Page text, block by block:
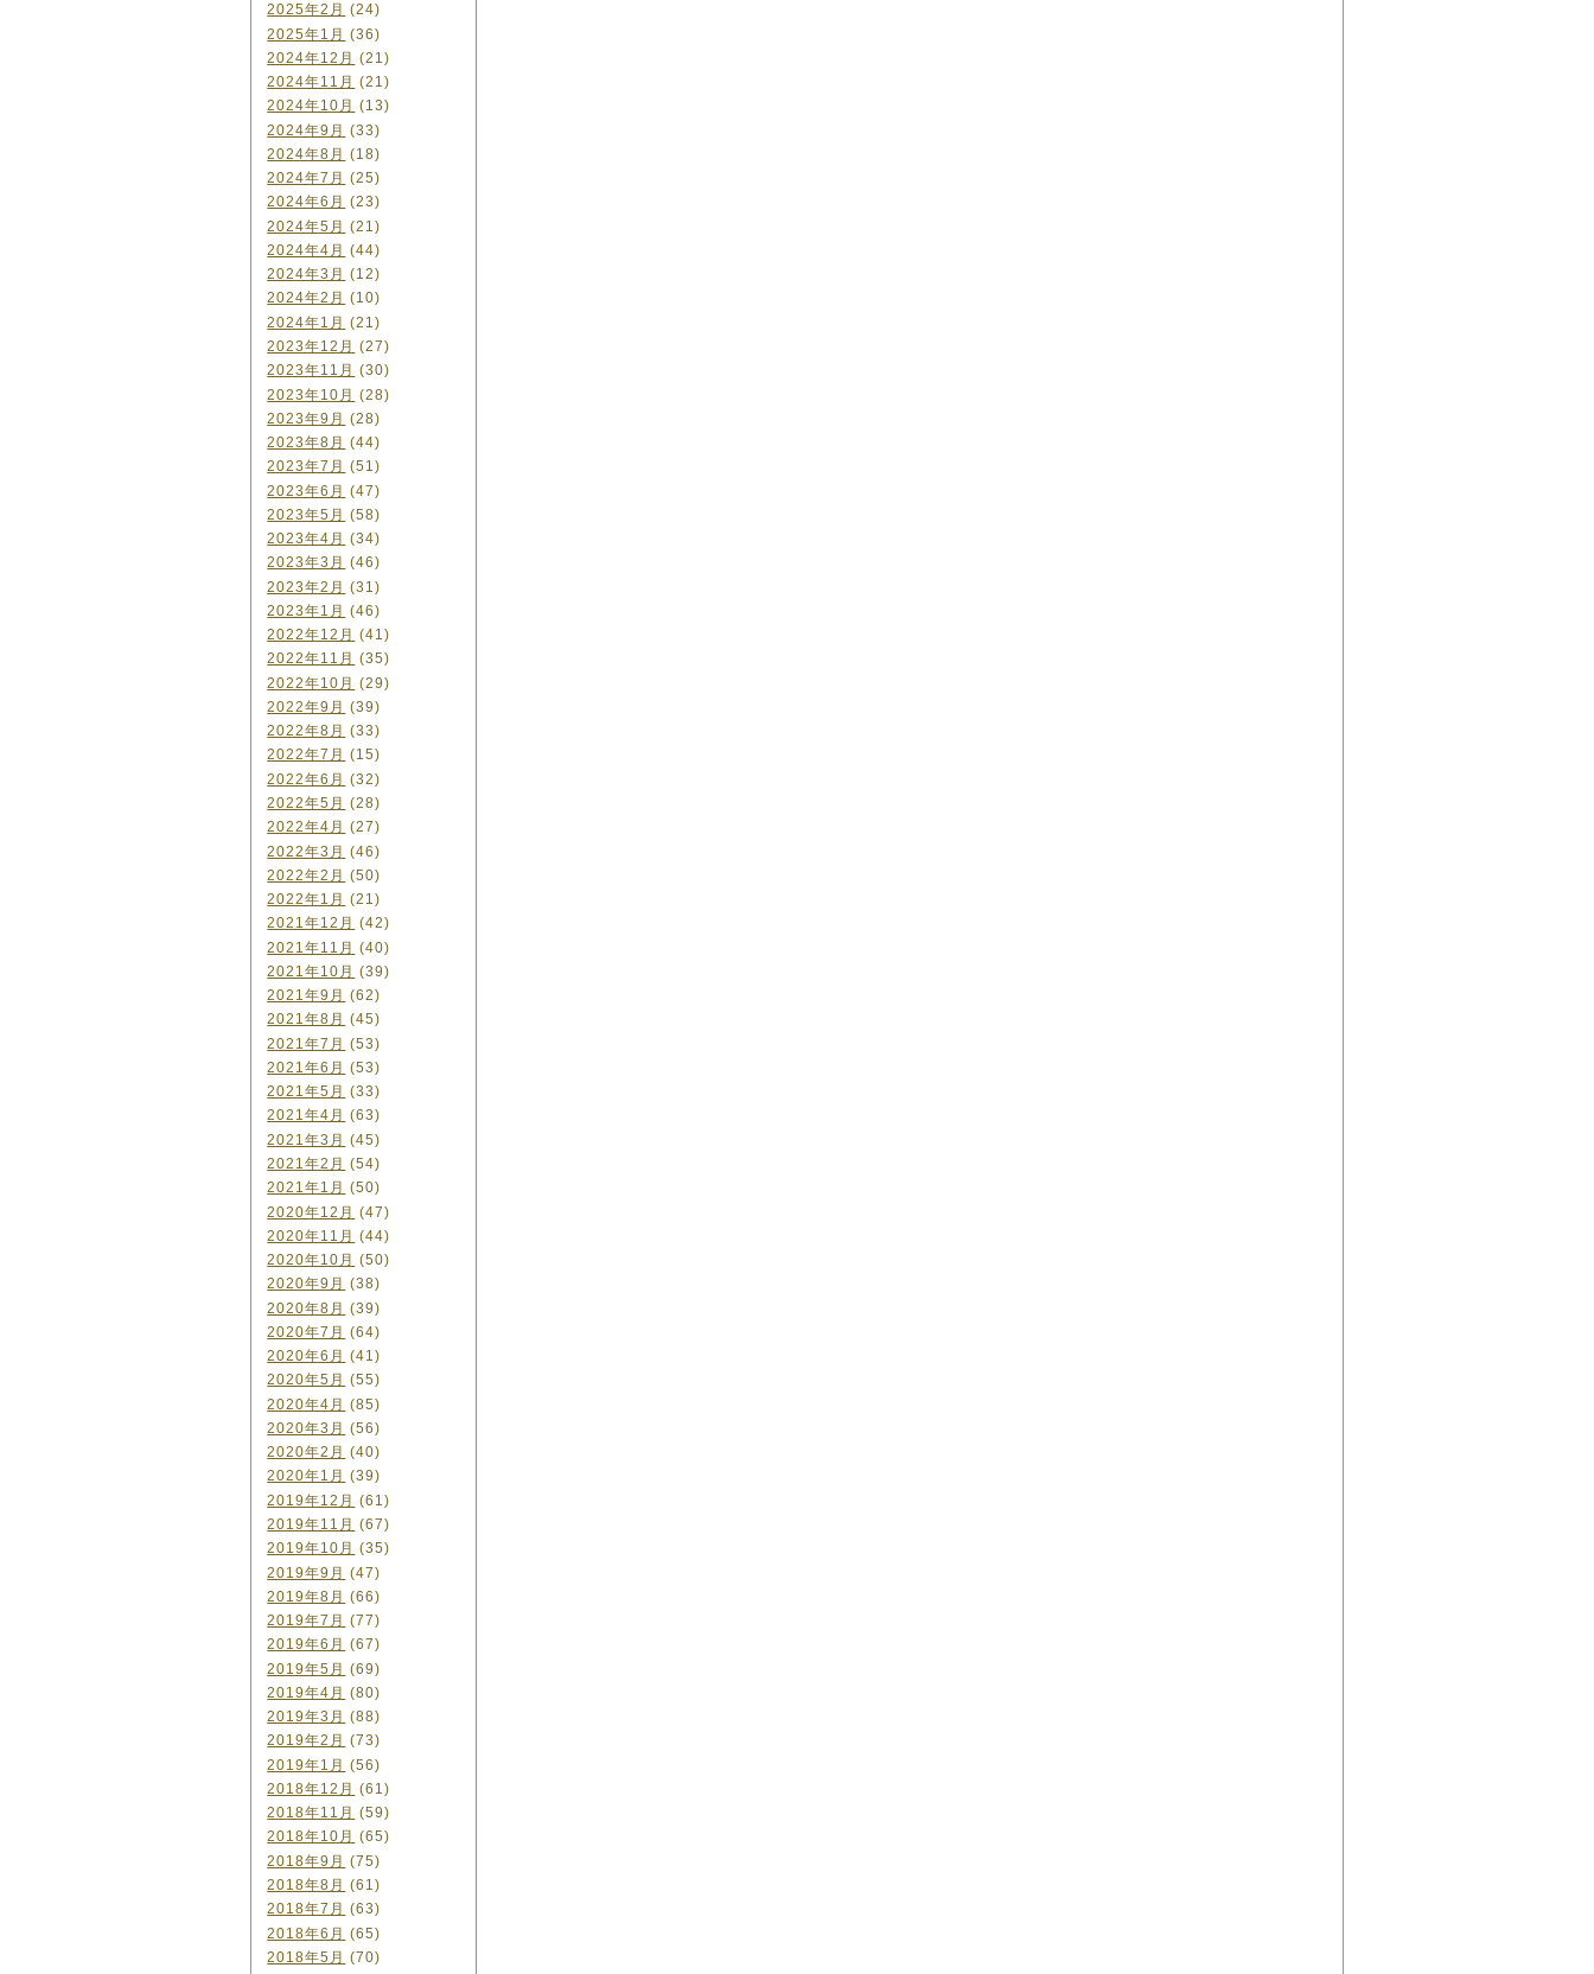
2025年2月 (24)
2025年1月 (36)
2024年12月 (21)
2024年11月 (21)
2024年10月 (13)
2024年9月 (33)
2024年8月 (18)
2024年7月 (25)
2024年6月 (23)
2024年5月 (21)
2024年4月 (44)
2024年3月 (12)
2024年2月 (10)
2024年1月 (21)
2023年12月 (27)
2023年11月 (30)
2023年10月 (28)
2023年9月 (28)
2023年8月 (44)
2023年7月 (51)
2023年6月 (47)
2023年5月 (58)
2023年4月 (34)
2023年3月 (46)
2023年2月 (31)
2023年1月 (46)
2022年12月 (41)
2022年11月 (35)
2022年10月 (29)
2022年9月 (39)
2022年8月 (33)
2022年7月 (15)
2022年6月 (32)
2022年5月 (28)
2022年4月 (27)
2022年3月 (46)
2022年2月 (50)
2022年1月 (21)
2021年12月 (42)
2021年11月 (40)
2021年10月 (39)
2021年9月 (62)
2021年8月 (45)
2021年7月 (53)
2021年6月 (53)
2021年5月 (33)
2021年4月 (63)
2021年3月 (45)
2021年2月 (54)
2021年1月 (50)
2020年12月 (47)
2020年11月 (44)
2020年10月 (50)
2020年9月 (38)
2020年8月 (39)
2020年7月 (64)
2020年6月 (41)
2020年5月 (55)
2020年4月 (85)
2020年3月 (56)
2020年2月 (40)
2020年1月 (39)
2019年12月 (61)
2019年11月 (67)
2019年10月 (35)
2019年9月 (47)
2019年8月 (66)
2019年7月 (77)
2019年6月 (67)
2019年5月 (69)
2019年4月 (80)
2019年3月 (88)
2019年2月 (73)
2019年1月 (56)
2018年12月 (61)
2018年11月 (59)
2018年10月 (65)
2018年9月 (75)
2018年8月 (61)
2018年7月 (63)
2018年6月 (65)
2018年5月 (70)